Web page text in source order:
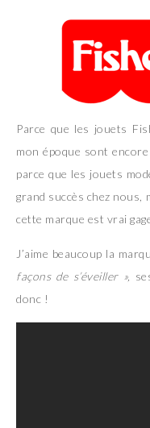
Parce que les jouets
mon époque sont
parce que les jouets
grand succès chez nous,
cette marque est vrai
J’aime beaucoup la
façons de s’éveiller »,
donc !